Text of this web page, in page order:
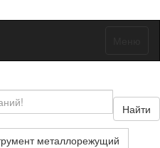
Найти
металлорежущий